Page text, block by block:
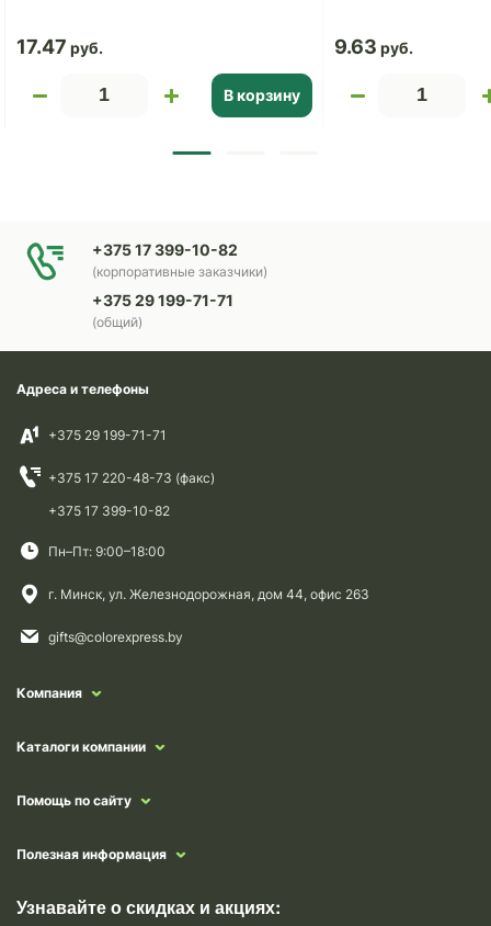
17.47
В корзину
9.63
+375 17 399-10-82
(корпоративные заказчики)
+375 29 199-71-71
(общий)
Адреса и телефоны
+375 29 199-71-71
+375 17 220-48-73 (факс)
+375 17 399-10-82
Пн–Пт: 9:00–18:00
г. Минск, ул. Железнодорожная, дом 44, офис 263
gifts@colorexpress.by
Компания
Каталоги компании
Помощь по сайту
Полезная информация
Узнавайте о скидках и акциях: